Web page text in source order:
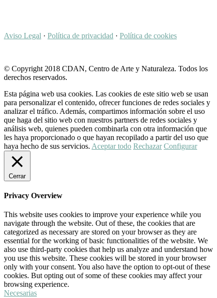
Aviso Legal · Política de privacidad · Política de cookies
© Copyright 2018 CDAN, Centro de Arte y Naturaleza. Todos los
derechos reservados.
Esta página web usa cookies. Las cookies de este sitio web se usan
para personalizar el contenido, ofrecer funciones de redes sociales y
analizar el tráfico. Además, compartimos información sobre el uso
que haga del sitio web con nuestros partners de redes sociales y
análisis web, quienes pueden combinarla con otra información que
les haya proporcionado o que hayan recopilado a partir del uso que
haya hecho de sus servicios. Aceptar todo Rechazar Configurar
Cerrar
Privacy Overview
This website uses cookies to improve your experience while you
navigate through the website. Out of these, the cookies that are
categorized as necessary are stored on your browser as they are
essential for the working of basic functionalities of the website. We
also use third-party cookies that help us analyze and understand how
you use this website. These cookies will be stored in your browser
only with your consent. You also have the option to opt-out of these
cookies. But opting out of some of these cookies may affect your
browsing experience.
Necesarias